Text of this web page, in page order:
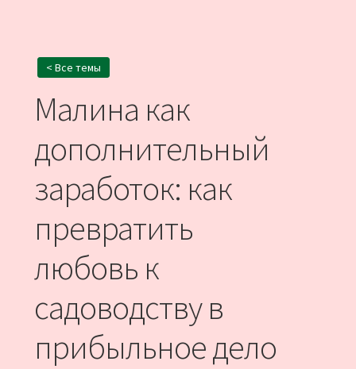
< Все темы
Малина как
дополнительный
заработок: как
превратить
любовь к
садоводству в
прибыльное дело